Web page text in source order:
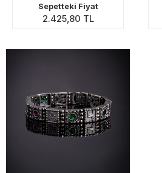
Sepetteki Fiyat
2.425,80 TL